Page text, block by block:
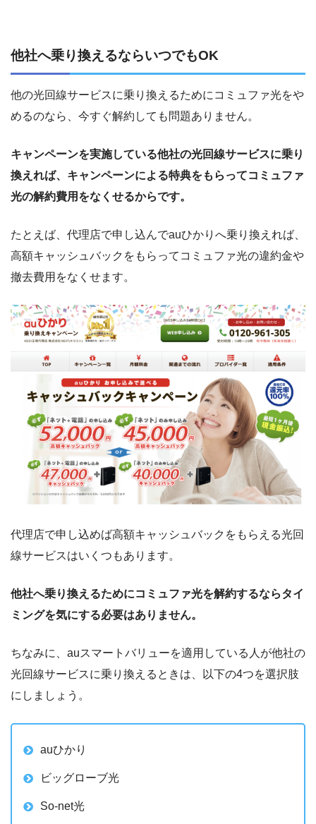
他社へ乗り換えるならいつでもOK
他の光回線サービスに乗り換えるためにコミュファ光をや
めるのなら、今すぐ解約しても問題ありません。
キャンペーンを実施している他社の光回線サービスに乗り
換えれば、キャンペーンによる特典をもらってコミュファ
光の解約費用をなくせるからです。
たとえば、代理店で申し込んでauひかりへ乗り換えれば、
高額キャッシュバックをもらってコミュファ光の違約金や
撤去費用をなくせます。
代理店で申し込めば高額キャッシュバックをもらえる光回
線サービスはいくつもあります。
他社へ乗り換えるためにコミュファ光を解約するならタイ
ミングを気にする必要はありません。
ちなみに、 auスマートバリューを適用している人が他社の
光回線サービスに乗り換えるときは、以下の4つを選択肢
にしましょう。
auひかり
ビッグローブ光
So-net光